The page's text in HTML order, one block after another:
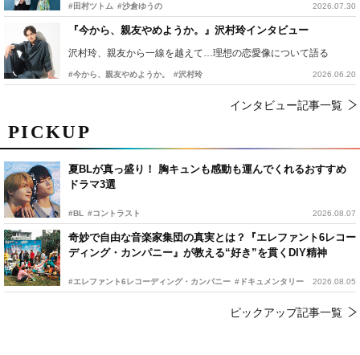
PICKUP
夏BLが真っ盛り！ 胸キュンも感動も運んでくれるおすすめ
ドラマ3選
#BL #コントラスト 2026.08.07
奇妙で自由な音楽家集団の真実とは？『エレファント6レコー
ディング・カンパニー』が教える“好き”を貫くDIY精神
#エレファント6レコーディング・カンパニー #ドキュメンタリー 2026.08.05
ピックアップ記事一覧
#田村ツトム #沙倉ゆうの 2026.07.30
『今から、親友やめようか。』沢村玲インタビュー
沢村玲、親友から一線を越えて…理想の恋愛像について語る
#今から、親友やめようか。 #沢村玲 2026.06.20
インタビュー記事一覧